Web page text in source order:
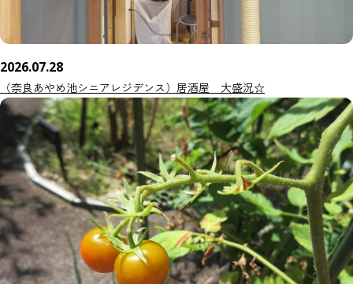
2026.07.28
（奈良あやめ池シニアレジデンス）居酒屋 大盛況☆